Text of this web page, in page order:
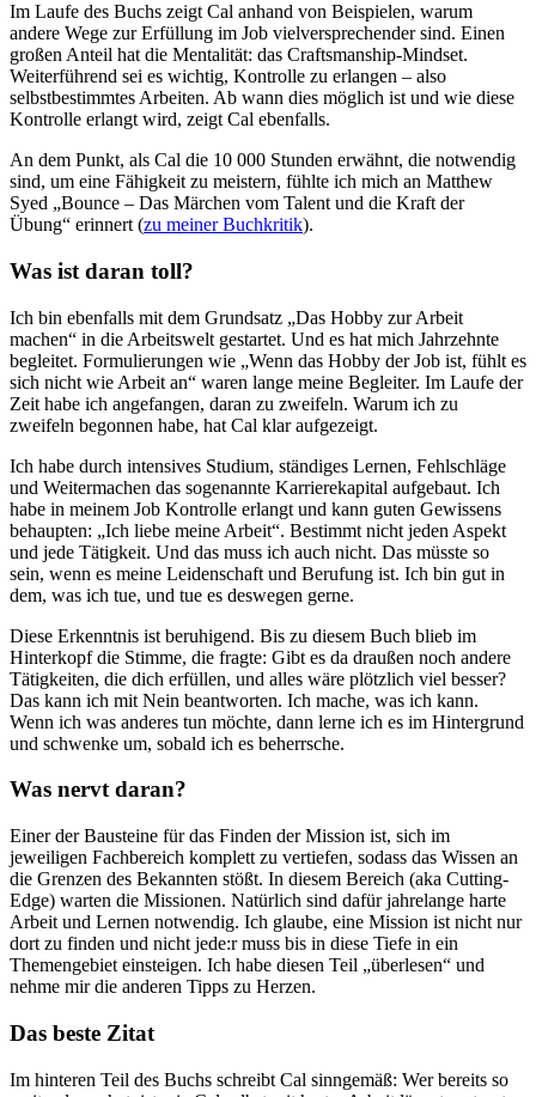
Im Laufe des Buchs zeigt Cal anhand von Beispielen, warum
andere Wege zur Erfüllung im Job vielversprechender sind. Einen
großen Anteil hat die Mentalität: das Craftsmanship-Mindset.
Weiterführend sei es wichtig, Kontrolle zu erlangen – also
selbstbestimmtes Arbeiten. Ab wann dies möglich ist und wie diese
Kontrolle erlangt wird, zeigt Cal ebenfalls.
An dem Punkt, als Cal die 10 000 Stunden erwähnt, die notwendig
sind, um eine Fähigkeit zu meistern, fühlte ich mich an Matthew
Syed „Bounce – Das Märchen vom Talent und die Kraft der
Übung“ erinnert (zu meiner Buchkritik).
Was ist daran toll?
Ich bin ebenfalls mit dem Grundsatz „Das Hobby zur Arbeit
machen“ in die Arbeitswelt gestartet. Und es hat mich Jahrzehnte
begleitet. Formulierungen wie „Wenn das Hobby der Job ist, fühlt es
sich nicht wie Arbeit an“ waren lange meine Begleiter. Im Laufe der
Zeit habe ich angefangen, daran zu zweifeln. Warum ich zu
zweifeln begonnen habe, hat Cal klar aufgezeigt.
Ich habe durch intensives Studium, ständiges Lernen, Fehlschläge
und Weitermachen das sogenannte Karrierekapital aufgebaut. Ich
habe in meinem Job Kontrolle erlangt und kann guten Gewissens
behaupten: „Ich liebe meine Arbeit“. Bestimmt nicht jeden Aspekt
und jede Tätigkeit. Und das muss ich auch nicht. Das müsste so
sein, wenn es meine Leidenschaft und Berufung ist. Ich bin gut in
dem, was ich tue, und tue es deswegen gerne.
Diese Erkenntnis ist beruhigend. Bis zu diesem Buch blieb im
Hinterkopf die Stimme, die fragte: Gibt es da draußen noch andere
Tätigkeiten, die dich erfüllen, und alles wäre plötzlich viel besser?
Das kann ich mit Nein beantworten. Ich mache, was ich kann.
Wenn ich was anderes tun möchte, dann lerne ich es im Hintergrund
und schwenke um, sobald ich es beherrsche.
Was nervt daran?
Einer der Bausteine für das Finden der Mission ist, sich im
jeweiligen Fachbereich komplett zu vertiefen, sodass das Wissen an
die Grenzen des Bekannten stößt. In diesem Bereich (aka Cutting-
Edge) warten die Missionen. Natürlich sind dafür jahrelange harte
Arbeit und Lernen notwendig. Ich glaube, eine Mission ist nicht nur
dort zu finden und nicht jede:r muss bis in diese Tiefe in ein
Themengebiet einsteigen. Ich habe diesen Teil „überlesen“ und
nehme mir die anderen Tipps zu Herzen.
Das beste Zitat
Im hinteren Teil des Buchs schreibt Cal sinngemäß: Wer bereits so